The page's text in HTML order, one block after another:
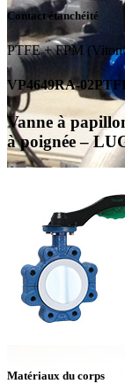
Contact étanchéité
PTFE + FPM
VP4649RA-
Vanne à
à poignée –
Matériaux du corps